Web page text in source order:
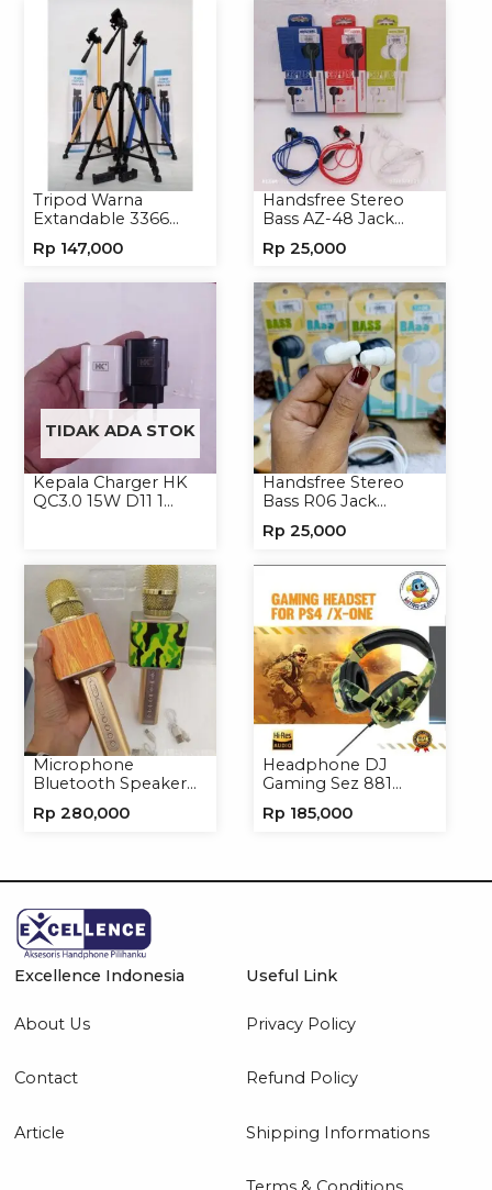
Tripod Warna
Extandable 3366
Kamera
Rp 147,000
Handsfree Stereo
Bass AZ-48 Jack
Headset Headphone
Rp 25,000
TIDAK ADA STOK
Kepala Charger HK
QC3.0 15W D11 1
Handsfree Stereo
Bass R06 Jack
Headset Headphone
Rp 25,000
Microphone
Bluetooth Speaker
Mikrofon Wireless
Rp 280,000
Headphone DJ
Gaming Sez 881
Headset
Rp 185,000
Excellence Indonesia
About Us
Contact
Article
Useful Link
Privacy Policy
Refund Policy
Shipping Informations